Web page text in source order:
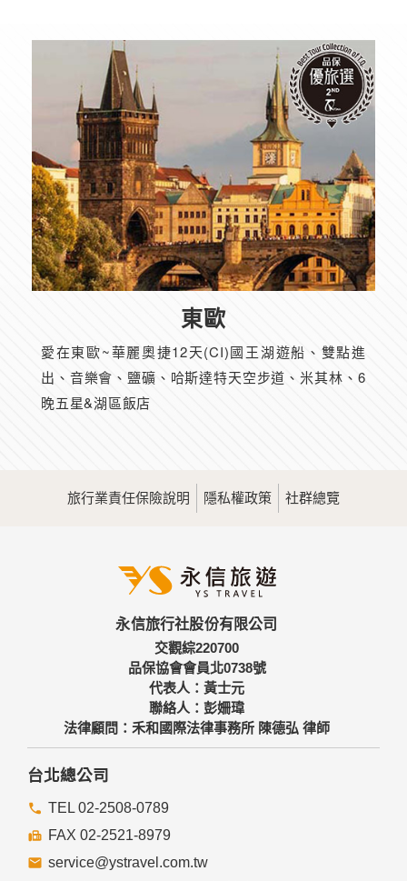
東歐
愛在東歐~華麗奧捷12天(CI)國王湖遊船、雙點進
出、音樂會、鹽礦、哈斯達特天空步道、米其林、6
晚五星&湖區飯店
旅行業責任保險說明 隱私權政策 社群總覽
永信旅行社股份有限公司
交觀綜220700
品保協會會員北0738號
代表人：黃士元
聯絡人：彭姍瑋
法律顧問：禾和國際法律事務所 陳德弘 律師
台北總公司
TEL 02-2508-0789
FAX 02-2521-8979
service@ystravel.com.tw